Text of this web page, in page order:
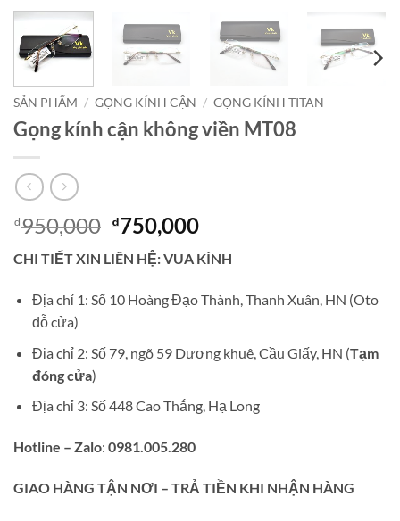
SẢN PHẨM / GỌNG KÍNH CẬN / GỌNG KÍNH TITAN
Gọng kính cận không viền MT08
₫950,000 Giá
gốc
là:
₫950,000.
₫750,000Giá
hiện
tại
là:
₫750,000.
CHI TIẾT XIN LIÊN HỆ: VUA KÍNH
Địa chỉ 1: Số 10 Hoàng Đạo Thành, Thanh Xuân, HN (Oto
đỗ cửa)
Địa chỉ 2: Số 79, ngõ 59 Dương khuê, Cầu Giấy, HN (Tạm
đóng cửa)
Địa chỉ 3: Số 448 Cao Thắng, Hạ Long
Hotline – Zalo: 0981.005.280
GIAO HÀNG TẬN NƠI – TRẢ TIỀN KHI NHẬN HÀNG